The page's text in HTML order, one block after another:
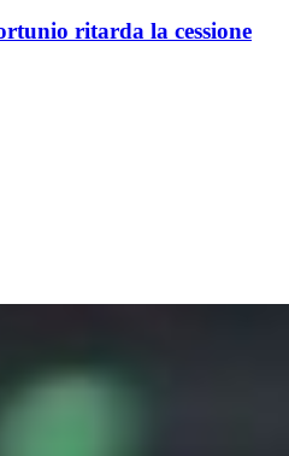
ritarda la cessione